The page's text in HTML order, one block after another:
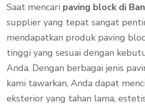
Saat mencari paving block di
supplier yang tepat sangat
mendapatkan produk paving
tinggi yang sesuai dengan
Anda. Dengan berbagai jenis
kami tawarkan, Anda dapat
eksterior yang tahan lama,